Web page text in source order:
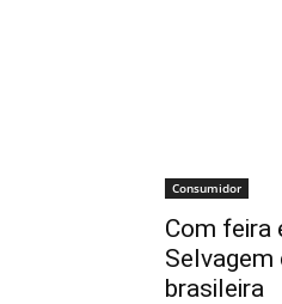
Consumidor
Com feira
Selvagem
brasileira